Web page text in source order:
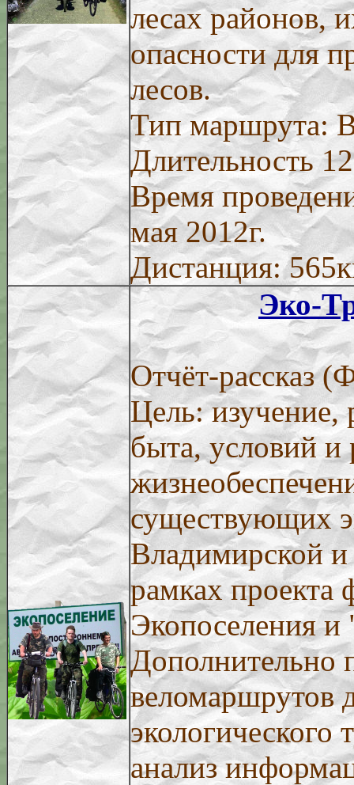
лесах районов,
опасности для
лесов.
Тип маршрута:
Длительность
Время
мая 2012г.
Дистанция:
Эко-
Отчёт-рассказ
Цель: изучение,
быта, условий
существующих
Владимирской и
рамках проекта
Экопоселения
Дополнительно
веломаршрутов
экологического
анализ